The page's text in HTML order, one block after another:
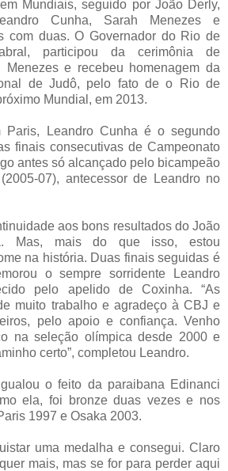
Mundiais, seguido por João Derly,
Cunha, Sarah Menezes e
com duas. O Governador do Rio de
participou da cerimônia de
Menezes e recebeu homenagem da
de Judô, pelo fato de o Rio de
Mundial, em 2013.
Paris, Leandro Cunha é o segundo
finais consecutivas de Campeonato
antes só alcançado pelo bicampeão
07), antecessor de Leandro no
aos bons resultados do João
Mas, mais do que isso, estou
na história. Duas finais seguidas é
o sempre sorridente Leandro
pelo apelido de Coxinha. “As
muito trabalho e agradeço à CBJ e
pelo apoio e confiança. Venho
na seleção olímpica desde 2000 e
certo”, completou Leandro.
o feito da paraibana Edinanci
ela, foi bronze duas vezes e nos
1997 e Osaka 2003.
uma medalha e consegui. Claro
mais, mas se for para perder aqui